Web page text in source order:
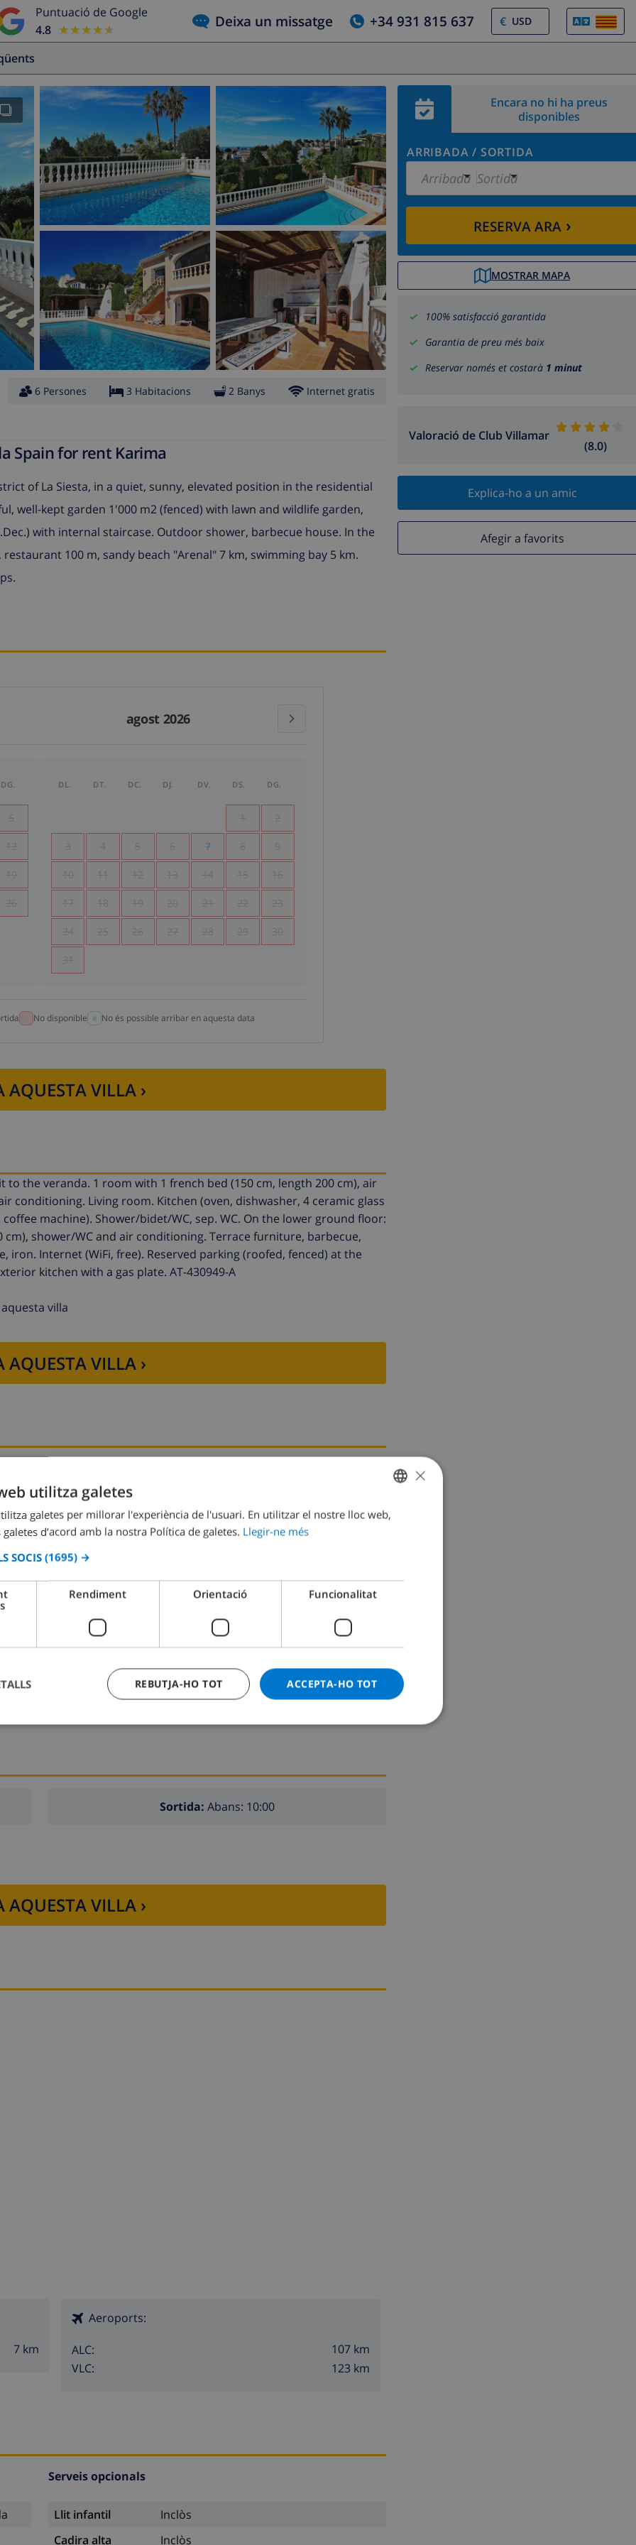
Puntuació de Google
4.8
★★★★★
★★★★★ Deixa un missatge +34 931 815 637 €
Encara no hi ha preus
disponibles
ARRIBADA / SORTIDA
Arribada Sortida
RESERVA ARA›
MOSTRAR MAPA
100% satisfacció garantida
Garantia de preu més baix
Reservar només et costarà 1 minut
Valoració de Club Villamar
(8.0)
Explica-ho a un amic
Afegir a favorits
6 Persones 3 Habitacions 2 Banys Internet gratis
Spain for rent Karima
of La Siesta, in a quiet, sunny, elevated position in the residential
well-kept garden 1'000 m2 (fenced) with lawn and wildlife garden,
with internal staircase. Outdoor shower, barbecue house. In the
100 m, sandy beach "Arenal" 7 km, swimming bay 5 km.
agost 2026
DG.
5
12
19
26
DL. DT. DC. DJ. DV. DS. DG.
1 2
3 4 5 6 7 8 9
10 11 12 13 14 15 16
17 18 19 20 21 22 23
24 25 26 27 28 29 30
31
No disponible No és possible arribar en aquesta data
AQUESTA VILLA ›
the veranda. 1 room with 1 french bed (150 cm, length 200 cm), air
conditioning. Living room. Kitchen (oven, dishwasher, 4 ceramic glass
machine). Shower/bidet/WC, sep. WC. On the lower ground floor:
shower/WC and air conditioning. Terrace furniture, barbecue,
iron. Internet (WiFi, free). Reserved parking (roofed, fenced) at the
kitchen with a gas plate. AT-430949-A
villa
AQUESTA VILLA ›
cuina de quatre focs
forn
nevera
rentadora
Sortida: Abans: 10:00
AQUESTA VILLA ›
7 km
Aeroports:
ALC:
107 km
VLC:
123 km
Serveis opcionals
Llit infantil
Inclòs
Cadira alta
Inclòs
CATALAN
SPANISH
CATALAN
DANISH
×
utilitza galetes
galetes per millorar l'experiència de l'usuari. En utilitzar el nostre lloc web,
d’acord amb la nostra Política de galetes. Llegir-ne més
SOCIS (1695) →
Rendiment Orientació Funcionalitat
ACCEPTA-HO TOT
REBUTJA-HO TOT